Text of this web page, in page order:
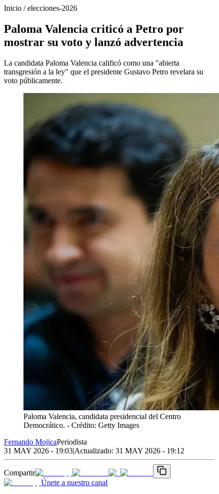
Inicio /elecciones-2026
Paloma Valencia criticó a Petro por
mostrar su voto y lanzó advertencia
La candidata Paloma Valencia calificó como una "abierta
transgresión a la ley" que el presidente Gustavo Petro revelara su
voto públicamente.
Paloma Valencia, candidata presidencial del Centro
Democrático. - Crédito: Getty Images
Fernando MojicaPeriodista
31 MAY 2026 - 19:03|Actualizado: 31 MAY 2026 - 19:12
Compartir
Únete a nuestro canal